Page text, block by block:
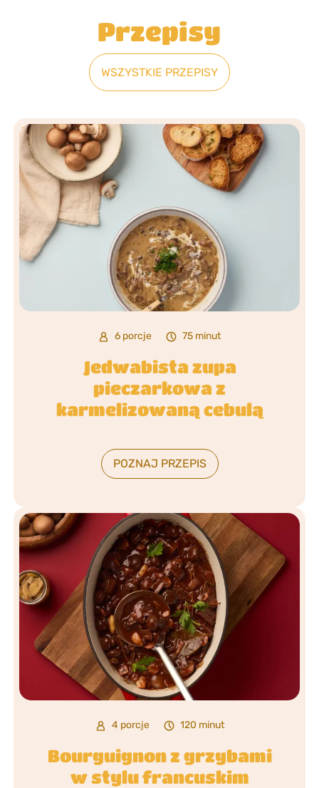
Przepisy
WSZYSTKIE PRZEPISY
6 porcje 75 minut
Jedwabista zupa
pieczarkowa z
karmelizowaną cebulą
POZNAJ PRZEPIS
4 porcje 120 minut
Bourguignon z grzybami
w stylu francuskim